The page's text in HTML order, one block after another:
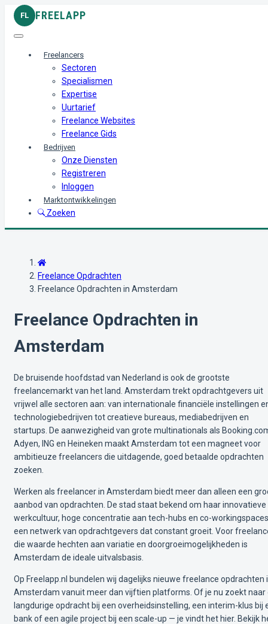
FL FREELAPP
Freelancers
Sectoren
Specialismen
Expertise
Uurtarief
Freelance Websites
Freelance Gids
Bedrijven
Onze Diensten
Registreren
Inloggen
Marktontwikkelingen
Zoeken
Freelance Opdrachten
Freelance Opdrachten in Amsterdam
Freelance Opdrachten in
Amsterdam
De bruisende hoofdstad van Nederland is ook de grootste
freelancemarkt van het land. Amsterdam trekt opdrachtgevers uit
vrijwel alle sectoren aan: van internationale financiële instellingen
technologiebedrijven tot creatieve bureaus, mediabedrijven en
startups. De aanwezigheid van grote multinationals als
Adyen, ING en Heineken maakt Amsterdam tot een magneet voor
ambitieuze freelancers die uitdagende, goed betaalde opdrachten
zoeken.
Werken als freelancer in Amsterdam biedt meer dan alleen een
aanbod van opdrachten. De stad staat bekend om haar innovatieve
werkcultuur, hoge concentratie aan tech-hubs en co-
een netwerk van opdrachtgevers dat constant groeit. Voor
die waarde hechten aan variatie en doorgroeimogelijkheden is
Amsterdam de ideale uitvalsbasis.
Op Freelapp.nl bundelen wij dagelijks nieuwe freelance opdrachten
Amsterdam vanuit meer dan vijftien platforms. Of je nu zoekt naar
langdurige opdracht bij een overheidsinstelling, een interim-klus bij
bank of een agile project bij een scale-up — je vindt het hier. Bekijk